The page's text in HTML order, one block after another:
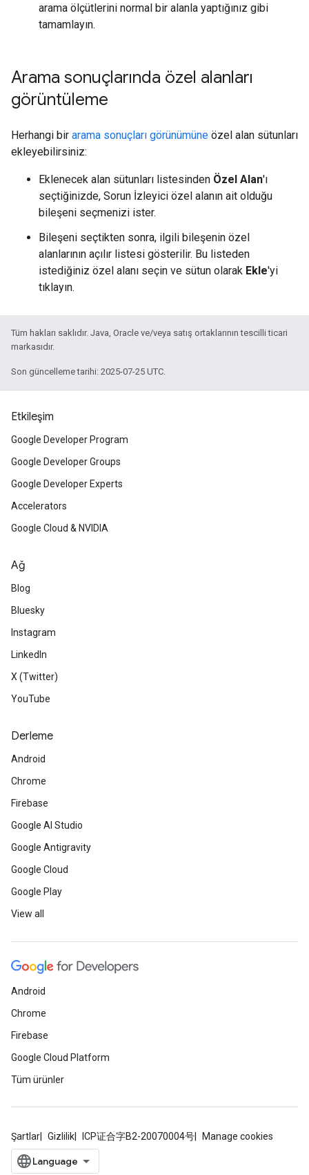
arama ölçütlerini normal bir alanla yaptığınız gibi
tamamlayın.
Arama sonuçlarında özel alanları
görüntüleme
Herhangi bir arama sonuçları görünümüne özel alan sütunları
ekleyebilirsiniz:
Eklenecek alan sütunları listesinden Özel Alan'ı
seçtiğinizde, Sorun İzleyici özel alanın ait olduğu
bileşeni seçmenizi ister.
Bileşeni seçtikten sonra, ilgili bileşenin özel
alanlarının açılır listesi gösterilir. Bu listeden
istediğiniz özel alanı seçin ve sütun olarak Ekle'yi
tıklayın.
Tüm hakları saklıdır. Java, Oracle ve/veya satış ortaklarının tescilli ticari
markasıdır.
Son güncelleme tarihi: 2025-07-25 UTC.
Etkileşim
Google Developer Program
Google Developer Groups
Google Developer Experts
Accelerators
Google Cloud & NVIDIA
Ağ
Blog
Bluesky
Instagram
LinkedIn
X (Twitter)
YouTube
Derleme
Android
Chrome
Firebase
Google AI Studio
Google Antigravity
Google Cloud
Google Play
View all
Android
Chrome
Firebase
Google Cloud Platform
Tüm ürünler
Şartlar Gizlilik ICP证合字B2-20070004号 Manage cookies